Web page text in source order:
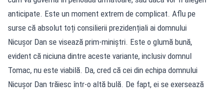
anticipate. Este un moment extrem de complicat. Aflu pe
surse că absolut toți consilierii prezidențiali ai domnului
Nicușor Dan se visează prim-miniștri. Este o glumă bună,
evident că niciuna dintre aceste variante, inclusiv domnul
Tomac, nu este viabilă. Da, cred că cei din echipa domnului
Nicușor Dan trăiesc într-o altă bulă. De fapt, ei se exersează